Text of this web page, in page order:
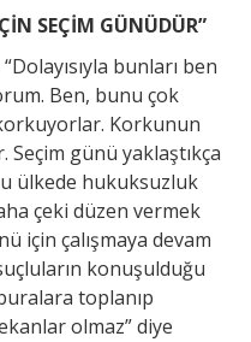
SEÇİM GÜNÜDÜR”
bunları ben
Ben, bunu çok
Korkunun
günü yaklaştıkça
ülkede hukuksuzluk
çeki düzen vermek
için çalışmaya devam
konuşulduğu
toplanıp
olmaz” diye